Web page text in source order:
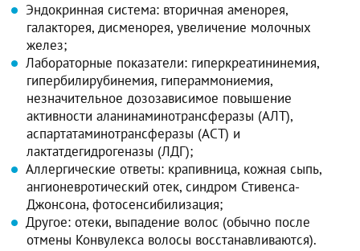
Эндокринная система: вторичная аменорея,
галакторея, дисменорея, увеличение молочных
желез;
Лабораторные показатели: гиперкреатининемия,
гипербилирубинемия, гипераммониемия,
незначительное дозозависимое повышение
активности аланинаминотрансферазы (АЛТ),
аспартатаминотрансферазы (АСТ) и
лактатдегидрогеназы (ЛДГ);
Аллергические ответы: крапивница, кожная сыпь,
ангионевротический отек, синдром Стивенса-
Джонсона, фотосенсибилизация;
Другое: отеки, выпадение волос (обычно после
отмены Конвулекса волосы восстанавливаются).